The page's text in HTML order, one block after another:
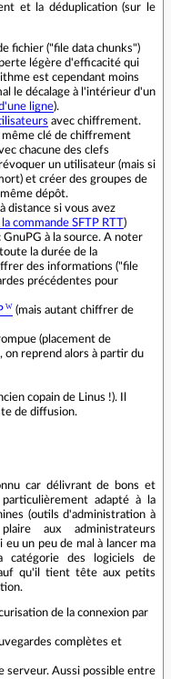
et la déduplication (sur le
fichier ("file data chunks")
légère d'efficacité qui
est cependant moins
le décalage à l'intérieur d'un
ligne).
avec chiffrement.
même clé de chiffrement
chacune des clefs
un utilisateur (mais si
et créer des groupes de
dépôt.
distance si vous avez
la commande SFTP RTT)
GnuPG à la source. A noter
la durée de la
des informations ("file
précédentes pour
(mais autant chiffrer de
(placement de
on reprend alors à partir du
copain de Linus !). Il
de diffusion.
car délivrant de bons et
adapté à la
(outils d'administration à
aux administrateurs
un peu de mal à lancer ma
catégorie des logiciels de
qu'il tient tête aux petits
de la connexion par
complètes et
serveur. Aussi possible entre